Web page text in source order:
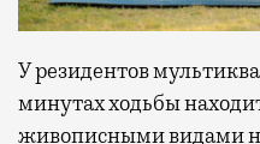
У резидентов
минутах ходьбы
живописными видами